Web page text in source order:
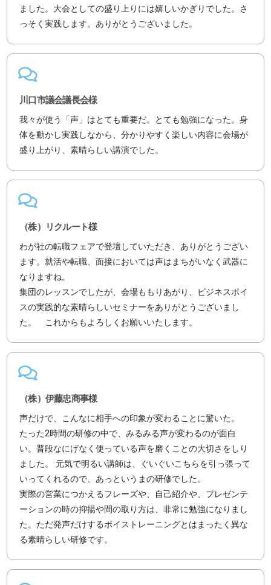
ました。大会としての盛り上りには嬉しいかぎりでした。さ
っそく実践します。ありがとうございました。
川口市議会議長会様
我々が使う「声」はとても重要だ。とても勉強になった。身
体を動かし実践しなから、分かりやすく楽しい内容に会場が
盛り上がり、素晴らしい講演でした。
（株）リクルート様
わが社の転職フェアで登壇していただき、ありがとうござい
ます。就活や転職、面接においては声はまちがいなく武器に
なりますね。
集団のレッスンでしたが、会場ももりあがり、ビジネスボイ
スの実践的な素晴らしいセミナーをありがとうございまし
た。 これからもよろしくお願いいたします。
（株）伊藤忠商事様
声だけで、こんなに相手への印象が変わることに驚いた。
たった2時間の研修の中で、みるみる声が変わるのが面白
い。普段なにげなく使っている声を磨くことの大切さをしり
ました。 元気で明るい講師は、ぐいぐいこちらを引っ張って
いってくれるので、あっというまの研修でした。
実際の営業につかえるフレーズや、自己紹介や、プレゼンテ
ーションの時の抑揚や間の取り方は、非常に勉強になりまし
た。ただ発声だけするボイストレーニングとはまったく異な
る素晴らしい研修です。